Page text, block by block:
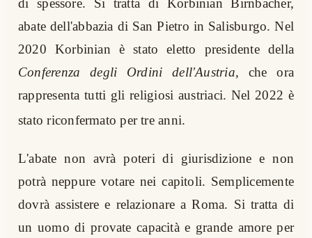
di spessore. Si tratta di Korbinian Birnbacher,
abate dell'abbazia di San Pietro in Salisburgo. Nel
2020 Korbinian è stato eletto presidente della
Conferenza degli Ordini dell'Austria, che ora
rappresenta tutti gli religiosi austriaci. Nel 2022 è
stato riconfermato per tre anni.
L'abate non avrà poteri di giurisdizione e non
potrà neppure votare nei capitoli. Semplicemente
dovrà assistere e relazionare a Roma. Si tratta di
un uomo di provate capacità e grande amore per